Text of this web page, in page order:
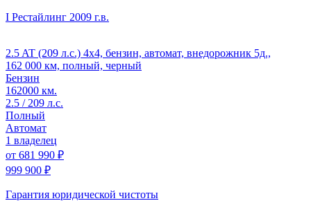
I Рестайлинг 2009 г.в.
2.5 AT (209 л.с.) 4x4, бензин, автомат, внедорожник 5д.,
162 000 км, полный, черный
Бензин
162000 км.
2.5 / 209 л.с.
Полный
Автомат
1 владелец
от 681 990 ₽
999 900 ₽
Гарантия юридической чистоты